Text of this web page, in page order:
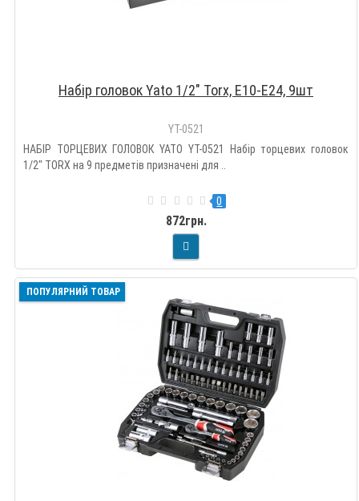
Набір головок Yato 1/2" Torx, E10-E24, 9шт
YT-0521
НАБІР ТОРЦЕВИХ ГОЛОВОК YATO YT-0521 Набір торцевих головок
1/2" TORX на 9 предметів призначені для ..
0
872грн.
ПОПУЛЯРНИЙ ТОВАР